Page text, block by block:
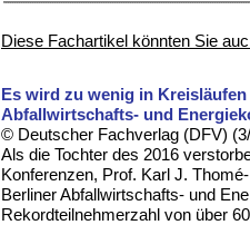
Diese Fachartikel könnten Sie
Es wird zu wenig in
Abfallwirtschafts- und
© Deutscher Fachverlag (DFV)
Als die Tochter des 2016
Konferenzen, Prof. Karl J.
Berliner Abfallwirtschafts- und
Rekordteilnehmerzahl von über